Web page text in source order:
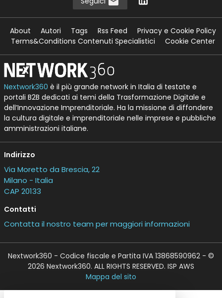
About Autori Tags Rss Feed
Privacy e Cookie Policy
Terms&Conditions Contenuti Specialistici
Cookie Center
Nextwork360 è il più grande network in Italia di testate e
portali B2B dedicati ai temi della Trasformazione Digitale e
dell’Innovazione Imprenditoriale. Ha la missione di diffondere
la cultura digitale e imprenditoriale nelle imprese e pubbliche
amministrazioni italiane.
Indirizzo
Via Moretto da Brescia, 22
Milano - Italia
CAP 20133
Contatti
Contatta il nostro team per maggiori informazioni
Nextwork360 - Codice fiscale e Partita IVA 13868590962 - ©
2026 Nextwork360. ALL RIGHTS RESERVED. ISP AWS
Mappa del sito